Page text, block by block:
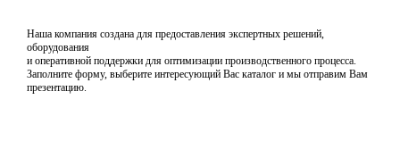
Наша компания создана для предоставления экспертных решений,
оборудования
и оперативной поддержки для оптимизации производственного процесса.
Заполните форму, выберите интересующий Вас каталог и мы отправим Вам
презентацию.